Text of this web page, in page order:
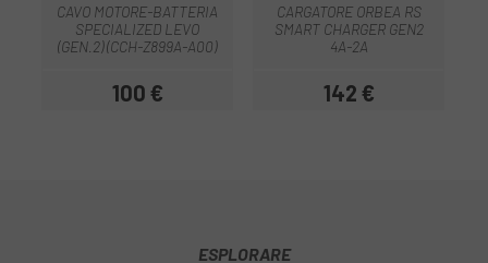
CAVO MOTORE-BATTERIA
SPECIALIZED LEVO
(GEN.2) (CCH-Z899A-A00)
Prezzo
100 €
CARGATORE ORBEA RS
SMART CHARGER GEN2
4A-2A
Prezzo
142 €
ESPLORARE